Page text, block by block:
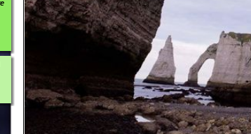
/res/site19478/res463911_2010_0513MAI2010ETRETAT0002.JPG
39890.htmhttp://www.amivac.com/site45935
HOLIDU.FR BOOKING.FR
site de location du clos des hogues